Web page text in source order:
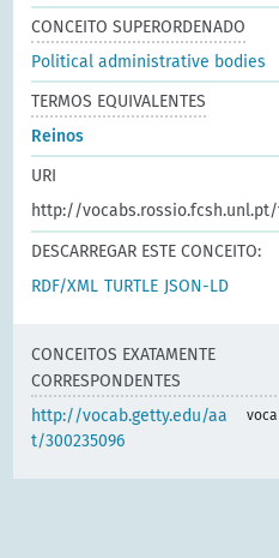
CONCEITO SUPERORDENADO
Political administrative bodies
TERMOS EQUIVALENTES
Reinos
URI
http://
DESCARREGAR ESTE CONCEITO:
RDF/XML TURTLE JSON-LD
CONCEITOS EXATAMENTE
CORRESPONDENTES
http://vocab.getty.edu/aa
t/300235096